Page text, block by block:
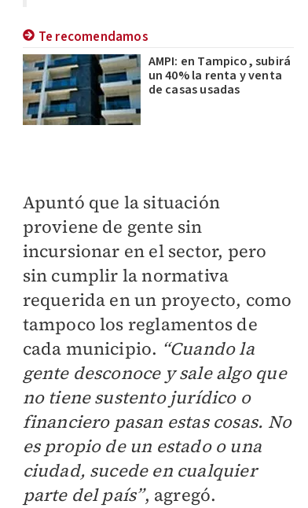
Te recomendamos
AMPI: en Tampico, subirá
un 40% la renta y venta
de casas usadas
Apuntó que la situación
proviene de gente sin
incursionar en el sector, pero
sin cumplir la normativa
requerida en un proyecto, como
tampoco los reglamentos de
cada municipio. “Cuando la
gente desconoce y sale algo que
no tiene sustento jurídico o
financiero pasan estas cosas. No
es propio de un estado o una
ciudad, sucede en cualquier
parte del país”, agregó.